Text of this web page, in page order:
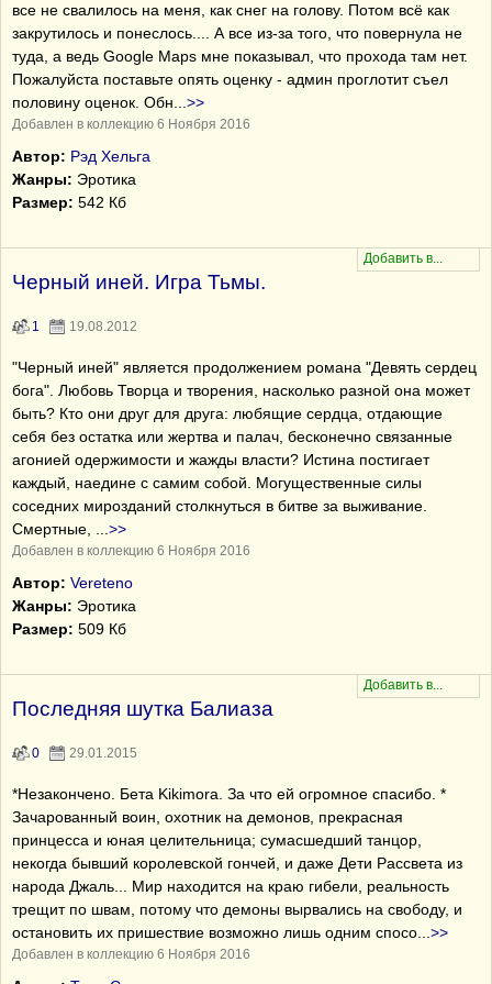
все не свалилось на меня, как снег на голову. Потом всё как
закрутилось и понеслось.... А все из-за того, что повернула не
туда, а ведь Google Maps мне показывал, что прохода там нет.
Пожалуйста поставьте опять оценку - админ проглотит съел
половину оценок. Обн
>>
Добавлен в коллекцию 6 Ноября 2016
Автор: Рэд Хельга
Жанры: Эротика
Размер: 542 Кб
Черный иней. Игра Тьмы.
1 19.08.2012
"Черный иней" является продолжением романа "Девять сердец
бога". Любовь Творца и творения, насколько разной она может
быть? Кто они друг для друга: любящие сердца, отдающие
себя без остатка или жертва и палач, бесконечно связанные
агонией одержимости и жажды власти? Истина постигает
каждый, наедине с самим собой. Могущественные силы
соседних мирозданий столкнуться в битве за выживание.
Смертные,
>>
Добавлен в коллекцию 6 Ноября 2016
Автор: Vereteno
Жанры: Эротика
Размер: 509 Кб
Последняя шутка Балиаза
0 29.01.2015
*Незакончено. Бета Kikimora. За что ей огромное спасибо. *
Зачарованный воин, охотник на демонов, прекрасная
принцесса и юная целительница; сумасшедший танцор,
некогда бывший королевской гончей, и даже Дети Рассвета из
народа Джаль... Мир находится на краю гибели, реальность
трещит по швам, потому что демоны вырвались на свободу, и
остановить их пришествие возможно лишь одним спосо
>>
Добавлен в коллекцию 6 Ноября 2016